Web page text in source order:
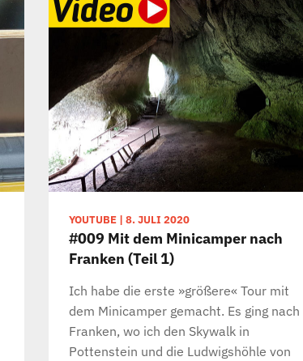
YOUTUBE | 8. JULI 2020
#009 Mit dem Minicamper nach
Franken (Teil 1)
Ich habe die erste »größere« Tour mit
dem Minicamper gemacht. Es ging nach
Franken, wo ich den Skywalk in
Pottenstein und die Ludwigshöhle von